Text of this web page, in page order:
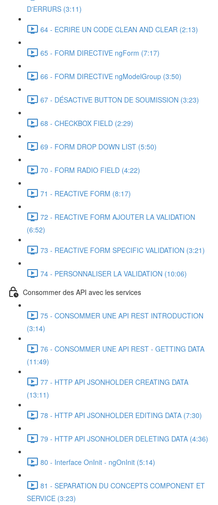
D'ERRURS (3:11)
64 - ECRIRE UN CODE CLEAN AND CLEAR (2:13)
65 - FORM DIRECTIVE ngForm (7:17)
66 - FORM DIRECTIVE ngModelGroup (3:50)
67 - DÉSACTIVE BUTTON DE SOUMISSION (3:23)
68 - CHECKBOX FIELD (2:29)
69 - FORM DROP DOWN LIST (5:50)
70 - FORM RADIO FIELD (4:22)
71 - REACTIVE FORM (8:17)
72 - REACTIVE FORM AJOUTER LA VALIDATION
(6:52)
73 - REACTIVE FORM SPECIFIC VALIDATION (3:21)
74 - PERSONNALISER LA VALIDATION (10:06)
Consommer des API avec les services
75 - CONSOMMER UNE API REST INTRODUCTION
(3:14)
76 - CONSOMMER UNE API REST - GETTING DATA
(11:49)
77 - HTTP API JSONHOLDER CREATING DATA
(13:11)
78 - HTTP API JSONHOLDER EDITING DATA (7:30)
79 - HTTP API JSONHOLDER DELETING DATA (4:36)
80 - Interface OnInit - ngOnInit (5:14)
81 - SEPARATION DU CONCEPTS COMPONENT ET
SERVICE (3:23)